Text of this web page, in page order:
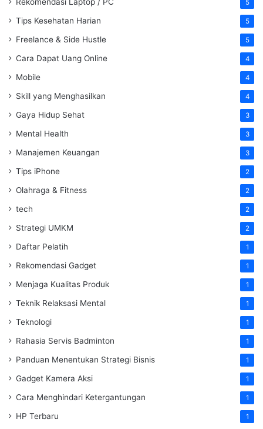
5
Tips Kesehatan Harian 5
Freelance & Side Hustle 5
Cara Dapat Uang Online 4
Mobile 4
Skill yang Menghasilkan 4
Gaya Hidup Sehat 3
Mental Health 3
Manajemen Keuangan 3
Tips iPhone 2
Olahraga & Fitness 2
tech 2
Strategi UMKM 2
Daftar Pelatih 1
Rekomendasi Gadget 1
Menjaga Kualitas Produk 1
Teknik Relaksasi Mental 1
Teknologi 1
Rahasia Servis Badminton 1
Panduan Menentukan Strategi Bisnis 1
Gadget Kamera Aksi 1
Cara Menghindari Ketergantungan 1
HP Terbaru 1